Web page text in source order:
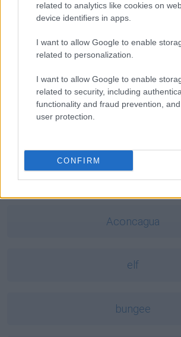
related to analytics like cookies on
device identifiers in apps.
I want to allow Google to enable
related to personalization.
I want to allow Google to enable
related to security, including
functionality and fraud prevention,
user protection.
CONFIRM
Mogą Cię zainteresować również
Niamej
nic, tylko
Pratchett
Aconcagua
elf
bungee